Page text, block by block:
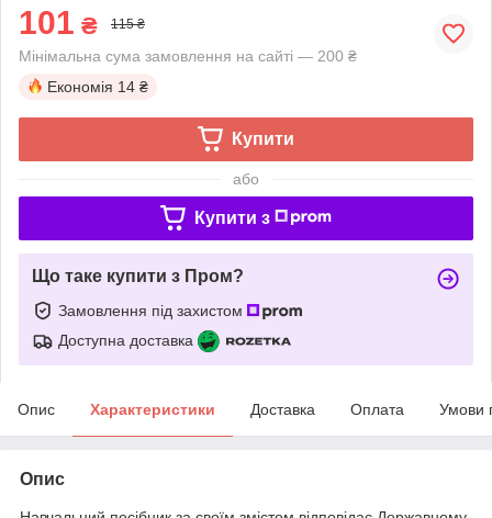
101 ₴ 115 ₴
Мінімальна сума замовлення на сайті — 200 ₴
Економія 14 ₴
Купити
або
Купити з
Що таке купити з Пром?
Замовлення під захистом
Доступна доставка
Опис Характеристики Доставка Оплата Умови
Опис